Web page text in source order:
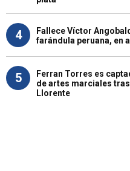
4
Fallece Víctor
farándula peruana, en
5
Ferran Torres es
de artes marciales
Llorente